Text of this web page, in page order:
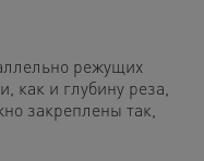
режущих
как и глубину реза,
закреплены так,